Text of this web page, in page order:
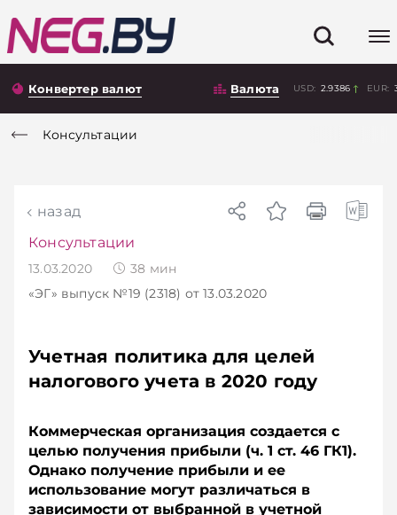
Конвертер валют Валюта USD: 2.9386 EUR:
Консультации
назад
Консультации
13.03.2020 38 мин
«ЭГ» выпуск №19 (2318) от 13.03.2020
Учетная политика для целей
налогового учета в 2020 году
Коммерческая организация создается с
целью получения прибыли (ч. 1 ст. 46 ГК1).
Однако получение прибыли и ее
использование могут различаться в
зависимости от выбранной в учетной